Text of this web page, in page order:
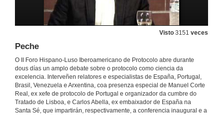
Visto 3151 veces
Peche
O II Foro Hispano-Luso Iberoamericano de Protocolo abre durante
dous días un amplo debate sobre o protocolo como ciencia da
excelencia. Interveñen relatores e especialistas de España, Portugal,
Brasil, Venezuela e Arxentina, coa presenza especial de Manuel Corte
Real, ex xefe de protocolo de Portugal e organizador da cumbre do
Tratado de Lisboa, e Carlos Abella, ex embaixador de España na
Santa Sé, que impartirán, respectivamente, a conferencia inaugural e a
Intervención
19 de maio de 2010